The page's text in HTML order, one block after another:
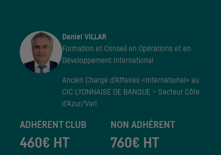
Daniel VILLAR
Formation et Conseil en Opérations et en
Développement International
Ancien Chargé d’Affaires «International» au
CIC LYONNAISE DE BANQUE – Secteur Côte
d’Azur/Varl
ADHÉRENT CLUB
460€ HT
NON ADHÉRENT
760€ HT